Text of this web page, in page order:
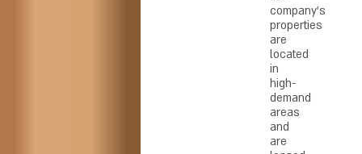
company’s
properties
are
located
in
high-
demand
areas
and
are